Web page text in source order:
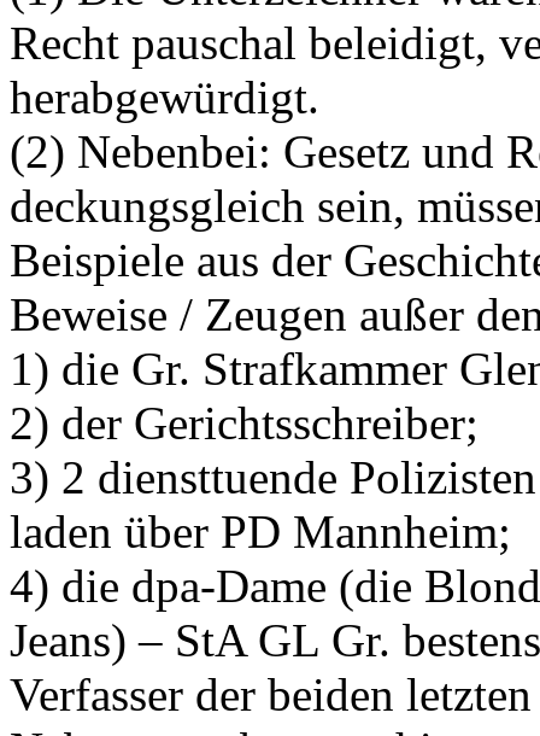
Recht pauschal beleidigt,
herabgewürdigt.
(2) Nebenbei: Gesetz und
deckungsgleich sein,
Beispiele aus der
Beweise / Zeugen außer
1) die Gr. Strafkammer
2) der Gerichtsschreiber;
3) 2 diensttuende
laden über PD Mannheim;
4) die dpa-Dame (die
Jeans) – StA GL Gr.
Verfasser der beiden